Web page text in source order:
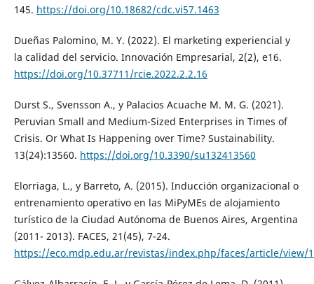
145. https://doi.org/10.18682/cdc.vi57.1463
Dueñas Palomino, M. Y. (2022). El marketing experiencial y
la calidad del servicio. Innovación Empresarial, 2(2), e16.
https://doi.org/10.37711/rcie.2022.2.2.16
Durst S., Svensson A., y Palacios Acuache M. M. G. (2021).
Peruvian Small and Medium-Sized Enterprises in Times of
Crisis. Or What Is Happening over Time? Sustainability.
13(24):13560. https://doi.org/10.3390/su132413560
Elorriaga, L., y Barreto, A. (2015). Inducción organizacional o
entrenamiento operativo en las MiPyMEs de alojamiento
turístico de la Ciudad Autónoma de Buenos Aires, Argentina
(2011- 2013). FACES, 21(45), 7-24.
https://eco.mdp.edu.ar/revistas/index.php/faces/article/view/